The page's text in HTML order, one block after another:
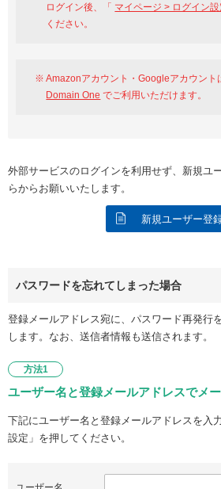
ログイン後、「 マイページ > ログイン設
ください。
Amazonアカウント・Googleアカウン
Domain One でご利用いただけます。
外部サービスのログインを利用せず、新規ユ
らからお願いいたします。
新規ユーザー登
パスワードを忘れてしまった場合
登録メールアドレス宛に、パスワード再発行
します。なお、送信者情報も送信されます。
方法1
ユーザー名と登録メールアドレスでメ
下記にユーザー名と登録メールアドレスを入
設定」を押してください。